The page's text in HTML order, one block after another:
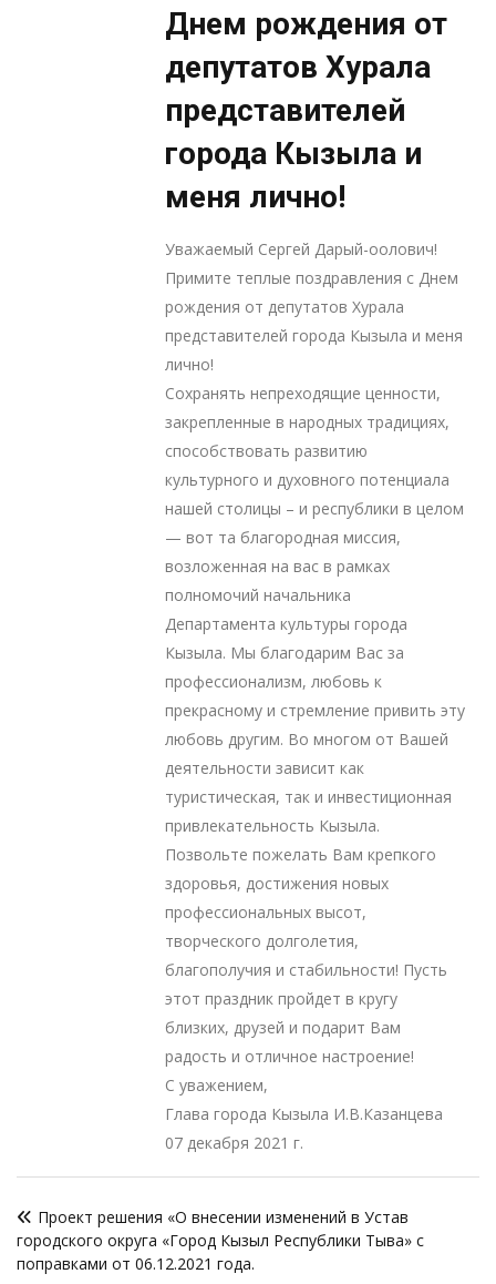
Днем рождения от
депутатов Хурала
представителей
города Кызыла и
меня лично!
Уважаемый Сергей Дарый-оолович!
Примите теплые поздравления с Днем
рождения от депутатов Хурала
представителей города Кызыла и меня
лично!
Сохранять непреходящие ценности,
закрепленные в народных традициях,
способствовать развитию
культурного и духовного потенциала
нашей столицы – и республики в целом
— вот та благородная миссия,
возложенная на вас в рамках
полномочий начальника
Департамента культуры города
Кызыла. Мы благодарим Вас за
профессионализм, любовь к
прекрасному и стремление привить эту
любовь другим. Во многом от Вашей
деятельности зависит как
туристическая, так и инвестиционная
привлекательность Кызыла.
Позвольте пожелать Вам крепкого
здоровья, достижения новых
профессиональных высот,
творческого долголетия,
благополучия и стабильности! Пусть
этот праздник пройдет в кругу
близких, друзей и подарит Вам
радость и отличное настроение!
С уважением,
Глава города Кызыла И.В.Казанцева
07 декабря 2021 г.
по
записям
Проект решения «О внесении изменений в Устав
городского округа «Город Кызыл Республики Тыва» с
поправками от 06.12.2021 года.